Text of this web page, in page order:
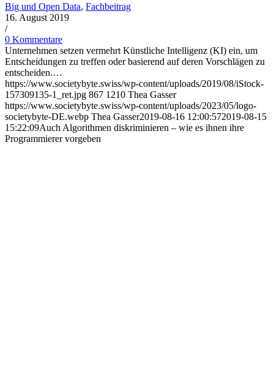
Big und Open Data, Fachbeitrag
16. August 2019
/
0 Kommentare
Unternehmen setzen vermehrt Künstliche Intelligenz (KI) ein, um
Entscheidungen zu treffen oder basierend auf deren Vorschlägen zu
entscheiden.…
https://www.societybyte.swiss/wp-content/uploads/2019/08/iStock-
157309135-1_ret.jpg 867 1210 Thea Gasser
https://www.societybyte.swiss/wp-content/uploads/2023/05/logo-
societybyte-DE.webp Thea Gasser2019-08-16 12:00:572019-08-15
15:22:09Auch Algorithmen diskriminieren – wie es ihnen ihre
Programmierer vorgeben